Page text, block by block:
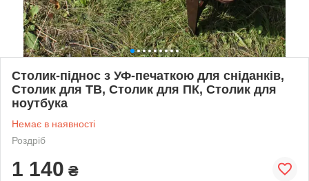
Столик-піднос з УФ-печаткою для сніданків,
Столик для ТВ, Столик для ПК, Столик для
ноутбука
Немає в наявності
Роздріб
1 140 ₴